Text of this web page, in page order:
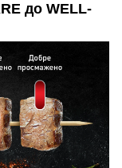
до WELL-